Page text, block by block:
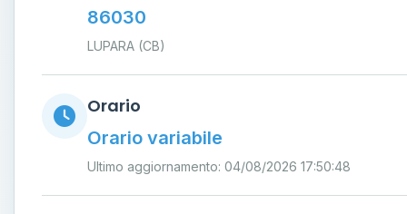
86030
LUPARA (CB)
Orario
Orario variabile
Ultimo aggiornamento: 04/08/2026 17:50:48